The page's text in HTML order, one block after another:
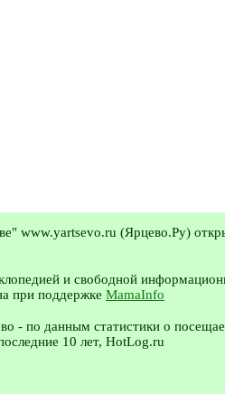
www.yartsevo.ru (Ярцево.Ру)
и свободной
при поддержке MamaInfo
- по данным статистики о
10 лет, HotLog.ru